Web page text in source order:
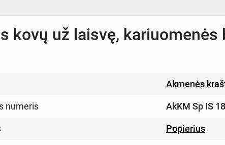
kovų už laisvę,
Akmenės
numeris AkKM Sp IS
Popierius